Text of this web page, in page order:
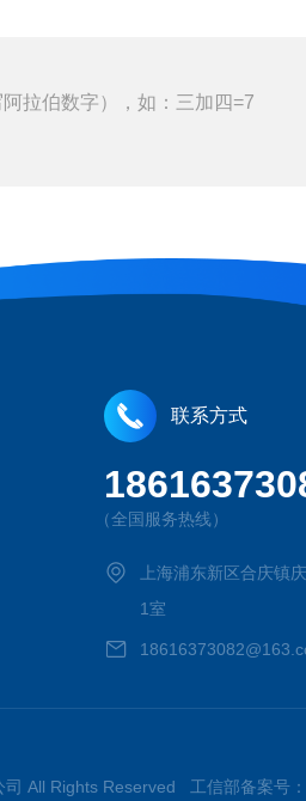
拉伯数字），如：三加四=7
联系方式
（全国服务热线）
上海浦东新区合庆镇
1室
All Rights Reserved 工信部备案号：